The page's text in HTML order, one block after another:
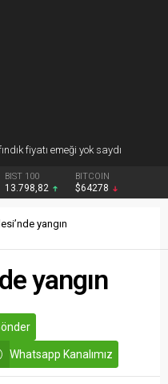
fiyatı emeği yok saydı
BIST 100
13.798,82
BITCOIN
$64278
yangın
yangın
Whatsapp Kanalımız